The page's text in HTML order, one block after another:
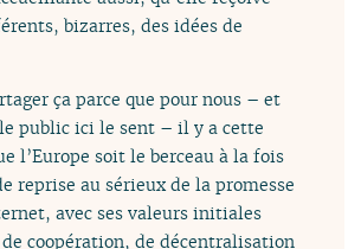
bizarres, des idées de
ça parce que pour nous – et
le public ici le sent – il y a cette
l’Europe soit le berceau à la fois
reprise au sérieux de la promesse
avec ses valeurs initiales
coopération, de décentralisation